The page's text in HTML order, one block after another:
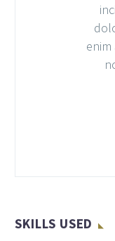
enim
SKILLS USED